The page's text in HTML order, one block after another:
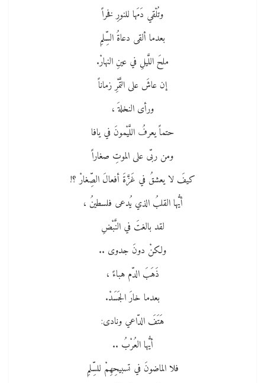
وتُلْقي دَمَها للنورِ فخراً
بعدما ألقى دعاةُ السِّلمِ
ملحَ اللَّيلِ في عينِ النهارْ.
إن عاشَ على التَّمْرِ زماناً
ورأى النخلةَ ،
حتماً يعرفُ اللَّيْمونَ في يافا
ومن ربّى على الموتِ صغاراً
كيفَ لا يعشقُ في غَزَّةَ أفعالَ الصِّغارْ ؟!
أيُّها القلبُ الذي يُدعى فلسطينُ ،
لقد بالغتَ في النَّبْضِ
ولكنْ دونَ جدوى ..
ذَهَبَ الدّم هباءً ،
بعدما خارَ الجَسَدْ.
هَتَفَ الدّاعي ونادى:
أيُّها العُرْبُ ..
فلا الماضونَ في تسبيحِهِمْ للسِّلمِ